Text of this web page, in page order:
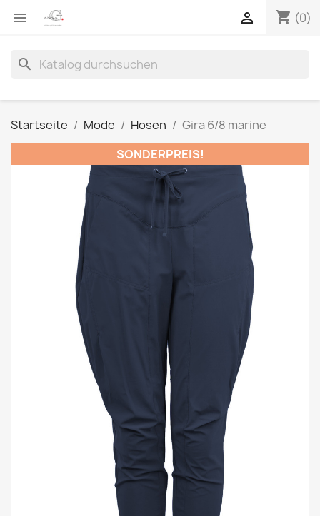
 shopping_cart (0)

search
Startseite Mode Hosen
Gira 6/8 marine
SONDERPREIS!